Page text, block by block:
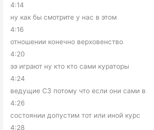
4:14
ну как бы смотрите у нас в этом
4:16
отношении конечно верховенство
4:20
ээ играют ну кто кто сами кураторы
4:24
ведущие СЗ потому что если они сами в
4:26
состоянии допустим тот или иной курс
4:28